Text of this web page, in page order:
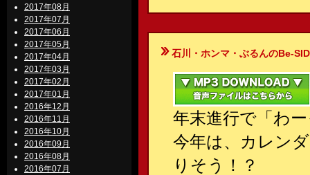
2017年08月
2017年07月
2017年06月
2017年05月
2017年04月
2017年03月
2017年02月
2017年01月
2016年12月
2016年11月
2016年10月
2016年09月
2016年08月
2016年07月
石川・ホンマ・ぶるんのBe-
年末進行で「わ
今年は、カレン
りそう！？